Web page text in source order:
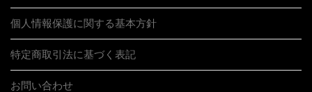
個人情報保護に関する基本方針
特定商取引法に基づく表記
お問い合わせ